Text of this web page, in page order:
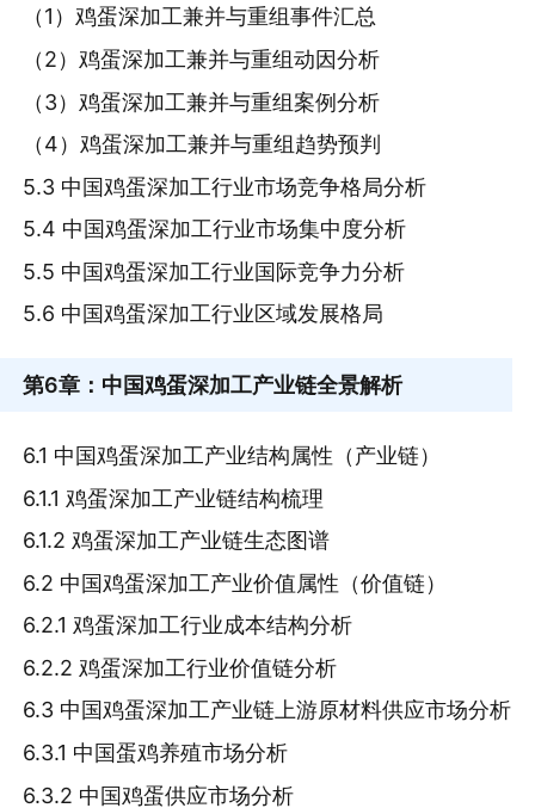
（1）鸡蛋深加工兼并与重组事件汇总
（2）鸡蛋深加工兼并与重组动因分析
（3）鸡蛋深加工兼并与重组案例分析
（4）鸡蛋深加工兼并与重组趋势预判
5.3 中国鸡蛋深加工行业市场竞争格局分析
5.4 中国鸡蛋深加工行业市场集中度分析
5.5 中国鸡蛋深加工行业国际竞争力分析
5.6 中国鸡蛋深加工行业区域发展格局
第6章 ：中国鸡蛋深加工产业链全景解析
6.1 中国鸡蛋深加工产业结构属性（产业链）
6.1.1 鸡蛋深加工产业链结构梳理
6.1.2 鸡蛋深加工产业链生态图谱
6.2 中国鸡蛋深加工产业价值属性（价值链）
6.2.1 鸡蛋深加工行业成本结构分析
6.2.2 鸡蛋深加工行业价值链分析
6.3 中国鸡蛋深加工产业链上游原材料供应市场分析
6.3.1 中国蛋鸡养殖市场分析
6.3.2 中国鸡蛋供应市场分析